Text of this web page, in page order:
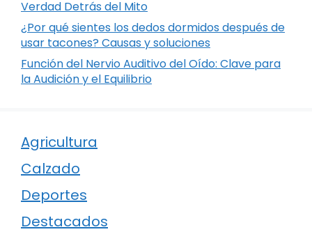
Verdad Detrás del Mito
¿Por qué sientes los dedos dormidos después de
usar tacones? Causas y soluciones
Función del Nervio Auditivo del Oído: Clave para
la Audición y el Equilibrio
Agricultura
Calzado
Deportes
Destacados